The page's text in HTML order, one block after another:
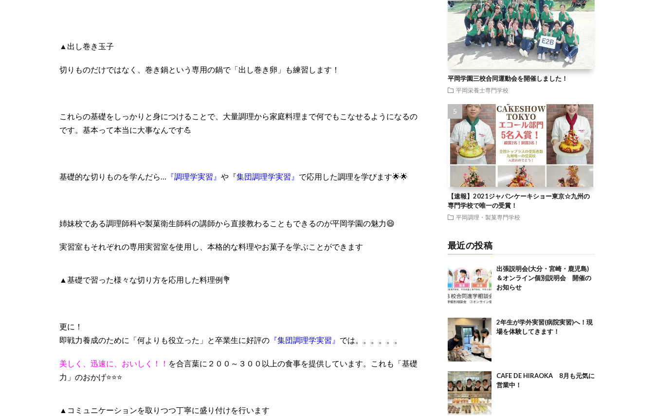
▲ 出し巻き玉子
切りものだけではなく、巻き鍋という専用の鍋で「出し巻き卵」も練習します！
これらの基礎をしっかりと身につけることで、大量調理から家庭料理まで何でもこなせるようになるの
です。基本って本当に大事なんです💪
基礎的な切りものを学んだら… 『調理学実習』 や『集団調理学実習』 で応用した調理を学びます🌟🌟
姉妹校である調理師科や製菓衛生師科の講師から直接教わることもできるのが平岡学園の魅力😄
実習室もそれぞれの専用実習室を使用し、本格的な料理やお菓子を学ぶことができます
▲基礎で習った様々な切り方を応用した料理例💐
更に！
即戦力養成のために「何よりも役立った」と卒業生に好評の 『集団調理学実習』 では。。。。。。
美しく、迅速に、おいしく！！ を合言葉に２００～３００以上の食事を提供しています。これも「基礎
力」のおかげ⭐⭐⭐
▲コミュニケーションを取りつつ丁寧に盛り付けを行います
平岡学園三校合同運動会を開催しました！
平岡栄養士専門学校
【速報】2021ジャパンケーキショー東京☆九州の
専門学校で唯一の受賞！
平岡調理・製菓専門学校
最近の投稿
出張説明会(大分・宮崎・鹿児島)
＆オンライン個別説明会 開催の
お知らせ
2年生が学外実習(病院実習)へ！現
場を体験してきます！
CAFE DE HIRAOKA 8月も元気に
営業中！